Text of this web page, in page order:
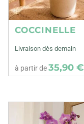
COCCINELLE
Livraison dès demain
à partir de35,90 €